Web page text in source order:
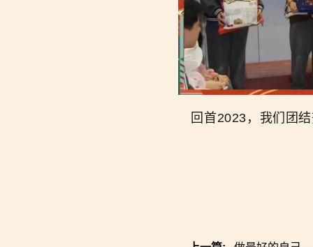
回首2023，我们团结